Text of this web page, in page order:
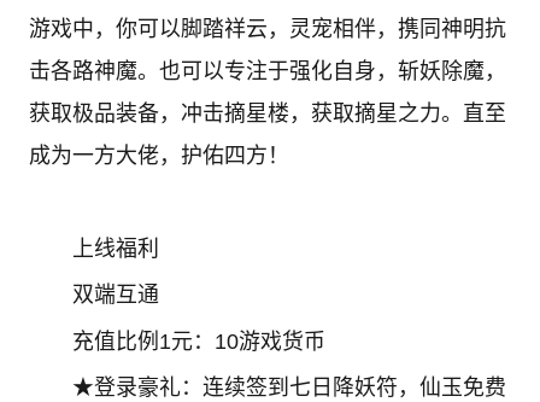
游戏中，你可以脚踏祥云，灵宠相伴，携同神明抗
击各路神魔。也可以专注于强化自身，斩妖除魔，
获取极品装备，冲击摘星楼，获取摘星之力。直至
成为一方大佬，护佑四方！
上线福利
双端互通
充值比例1元：10游戏货币
★登录豪礼：连续签到七日降妖符，仙玉免费